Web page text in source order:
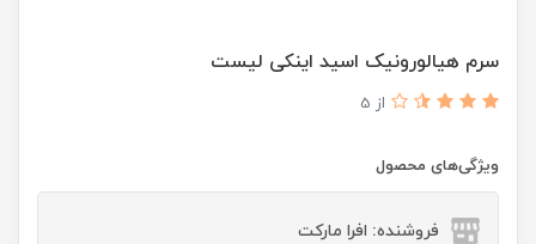
سرم هیالورونیک اسید اینکی لیست
از 5
ویژگی‌های محصول
فروشنده: افرا مارکت